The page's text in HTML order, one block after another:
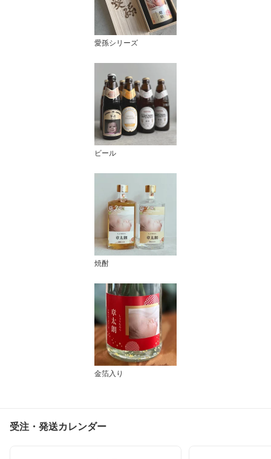
愛孫シリーズ
ビール
焼酎
金箔入り
受注・発送カレンダー